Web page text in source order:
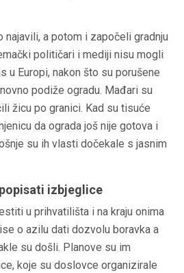
najavili, a potom i započeli gradnju
političari i mediji nisu mogli
u Europi, nakon što su porušene
podiže ogradu. Mađari su
žicu po granici. Kad su tisuće
da ograda još nije gotova i
su ih vlasti dočekale s jasnim
izbjeglice
u prihvatilišta i na kraju onima
o azilu dati dozvolu boravka a
su došli. Planove su im
koje su doslovce organizirale